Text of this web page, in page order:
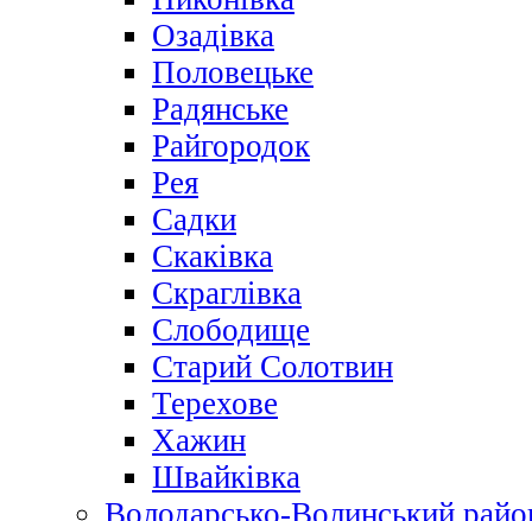
Озадівка
Половецьке
Радянське
Райгородок
Рея
Садки
Скаківка
Скраглівка
Слободище
Старий Солотвин
Терехове
Хажин
Швайківка